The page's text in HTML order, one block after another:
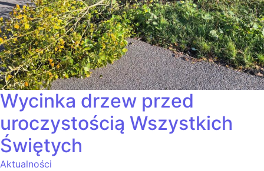
Wycinka drzew przed
uroczystością Wszystkich
Świętych
Aktualności